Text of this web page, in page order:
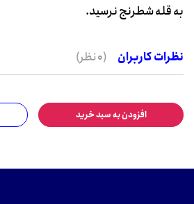
به قله شطرنج نرسید.
نظرات کاربران (0 نظر)
افزودن به سبد خرید